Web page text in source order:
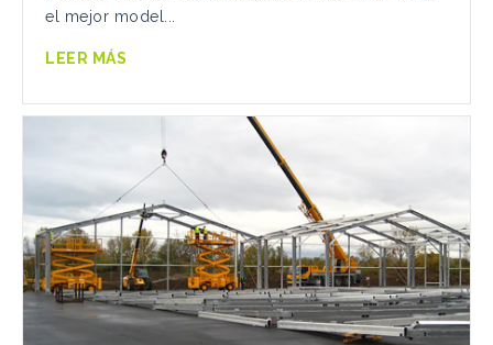
el mejor model...
LEER MÁS